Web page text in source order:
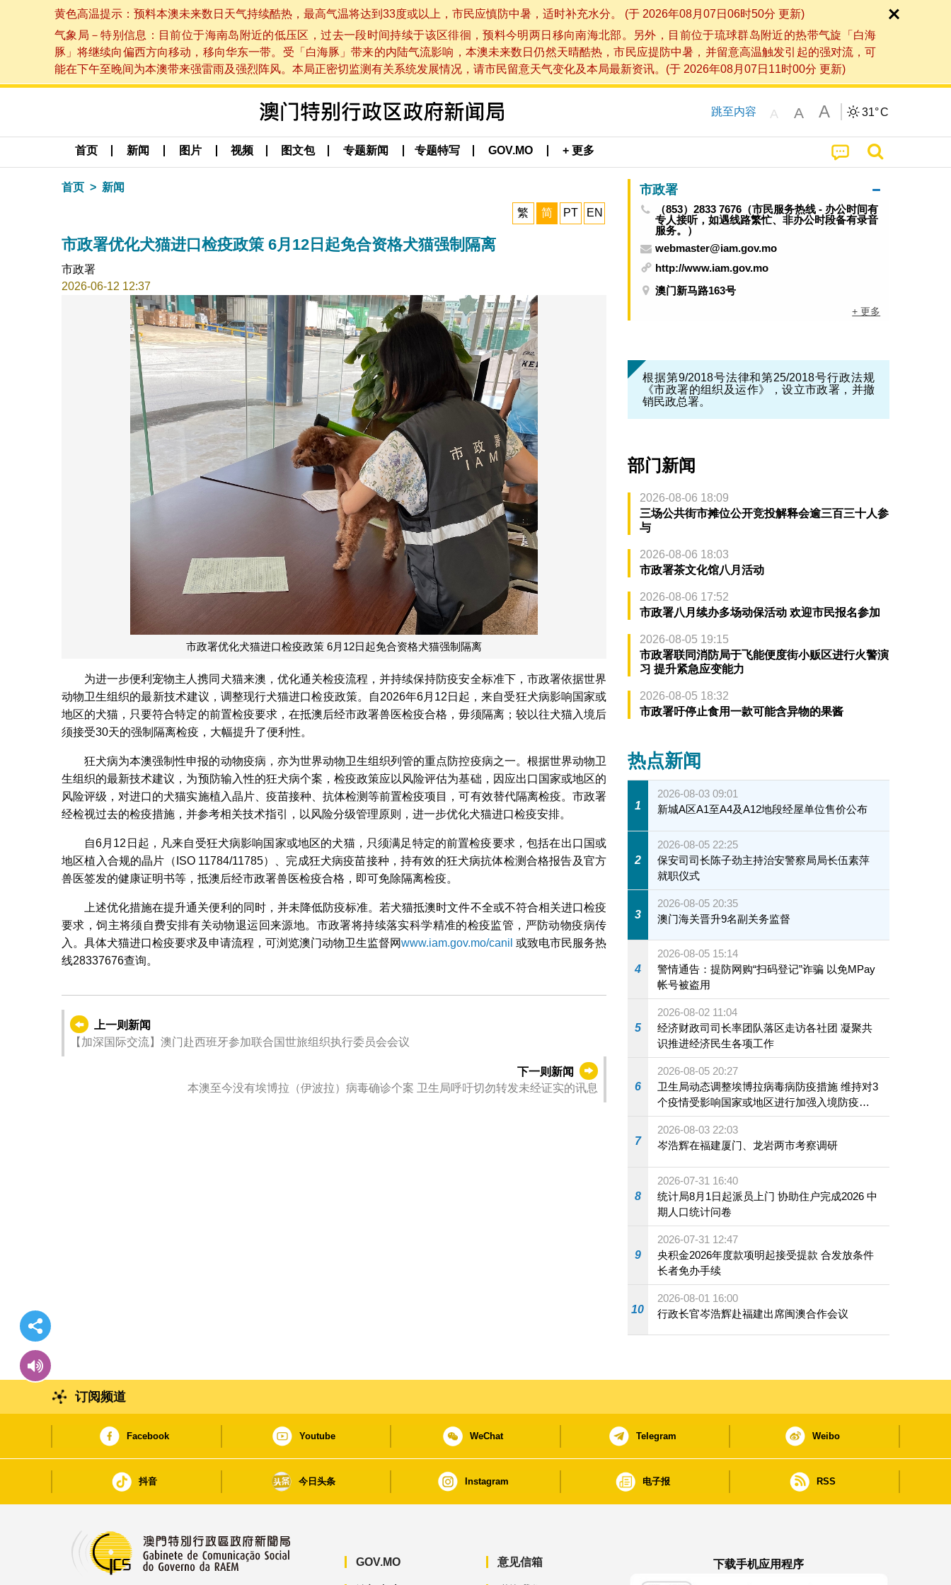
黄色高温提示：预料本澳未来数日天气持续酷热，最高气温将达到33度或以上，市民应慎防中暑，适时补充水分。 (于 2026年08月07日06时50分 更新)
气象局－特别信息：目前位于海南岛附近的低压区，过去一段时间持续于该区徘徊，预料今明两日移向南海北部。另外，目前位于琉球群岛附近的热带气旋「白海
豚」将继续向偏西方向移动，移向华东一带。受「白海豚」带来的内陆气流影响，本澳未来数日仍然天晴酷热，市民应提防中暑，并留意高温触发引起的强对流，可
能在下午至晚间为本澳带来强雷雨及强烈阵风。本局正密切监测有关系统发展情况，请市民留意天气变化及本局最新资讯。(于 2026年08月07日11时00分 更新)
跳至内容 A A A 31°C
首页 新闻 图片 视频 图文包 专题新闻 专题特写 GOV.MO + 更多
首页 新闻
繁 简 PT EN
市政署优化犬猫进口检疫政策 6月12日起免合资格犬猫强制隔离
市政署
2026-06-12 12:37
市政署优化犬猫进口检疫政策 6月12日起免合资格犬猫强制隔离
为进一步便利宠物主人携同犬猫来澳，优化通关检疫流程，并持续保持防疫安全标准下，市政署依据世界
动物卫生组织的最新技术建议，调整现行犬猫进口检疫政策。自2026年6月12日起，来自受狂犬病影响国家或
地区的犬猫，只要符合特定的前置检疫要求，在抵澳后经市政署兽医检疫合格，毋须隔离；较以往犬猫入境后
须接受30天的强制隔离检疫，大幅提升了便利性。
狂犬病为本澳强制性申报的动物疫病，亦为世界动物卫生组织列管的重点防控疫病之一。根据世界动物卫
生组织的最新技术建议，为预防输入性的狂犬病个案，检疫政策应以风险评估为基础，因应出口国家或地区的
风险评级，对进口的犬猫实施植入晶片、疫苗接种、抗体检测等前置检疫项目，可有效替代隔离检疫。市政署
经检视过去的检疫措施，并参考相关技术指引，以风险分级管理原则，进一步优化犬猫进口检疫安排。
自6月12日起，凡来自受狂犬病影响国家或地区的犬猫，只须满足特定的前置检疫要求，包括在出口国或
地区植入合规的晶片（ISO 11784/11785）、完成狂犬病疫苗接种，持有效的狂犬病抗体检测合格报告及官方
兽医签发的健康证明书等，抵澳后经市政署兽医检疫合格，即可免除隔离检疫。
上述优化措施在提升通关便利的同时，并未降低防疫标准。若犬猫抵澳时文件不全或不符合相关进口检疫
要求，饲主将须自费安排有关动物退运回来源地。市政署将持续落实科学精准的检疫监管，严防动物疫病传
入。具体犬猫进口检疫要求及申请流程，可浏览澳门动物卫生监督网www.iam.gov.mo/canil 或致电市民服务热
线28337676查询。
上一则新闻
【加深国际交流】澳门赴西班牙参加联合国世旅组织执行委员会会议
下一则新闻
本澳至今没有埃博拉（伊波拉）病毒确诊个案 卫生局呼吁切勿转发未经证实的讯息
市政署
（853）2833 7676（市民服务热线 - 办公时间有
专人接听，如遇线路繁忙、非办公时段备有录音
服务。）
webmaster@iam.gov.mo
http://www.iam.gov.mo
澳门新马路163号
+ 更多
根据第9/2018号法律和第25/2018号行政法规
《市政署的组织及运作》，设立市政署，并撤
销民政总署。
部门新闻
2026-08-06 18:09
三场公共街市摊位公开竞投解释会逾三百三十人参
与
2026-08-06 18:03
市政署茶文化馆八月活动
2026-08-06 17:52
市政署八月续办多场动保活动 欢迎市民报名参加
2026-08-05 19:15
市政署联同消防局于飞能便度街小贩区进行火警演
习 提升紧急应变能力
2026-08-05 18:32
市政署吁停止食用一款可能含异物的果酱
热点新闻
1
2026-08-03 09:01
新城A区A1至A4及A12地段经屋单位售价公布
2
2026-08-05 22:25
保安司司长陈子劲主持治安警察局局长伍素萍
就职仪式
3
2026-08-05 20:35
澳门海关晋升9名副关务监督
4
2026-08-05 15:14
警情通告：提防网购“扫码登记”诈骗 以免MPay
帐号被盗用
5
2026-08-02 11:04
经济财政司司长率团队落区走访各社团 凝聚共
识推进经济民生各项工作
6
2026-08-05 20:27
卫生局动态调整埃博拉病毒病防疫措施 维持对3
个疫情受影响国家或地区进行加强入境防疫措
施
7
2026-08-03 22:03
岑浩辉在福建厦门、龙岩两市考察调研
8
2026-07-31 16:40
统计局8月1日起派员上门 协助住户完成2026 中
期人口统计问卷
9
2026-07-31 12:47
央积金2026年度款项明起接受提款 合发放条件
长者免办手续
10
2026-08-01 16:00
行政长官岑浩辉赴福建出席闽澳合作会议
订阅频道
Facebook Youtube WeChat Telegram Weibo
抖音 今日头条 Instagram 电子报 RSS
GOV.MO 意见信箱
下载手机应用程序